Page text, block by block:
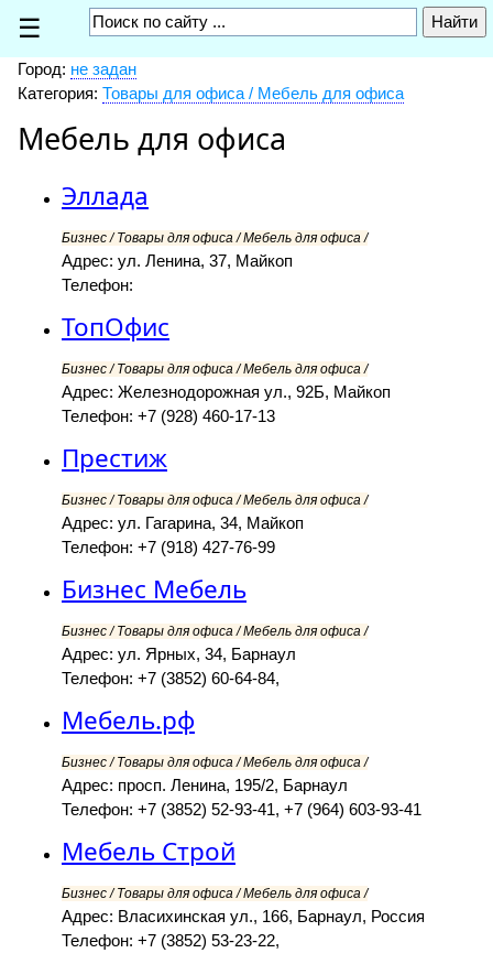
☰
Город: не задан
Категория: Товары для офиса / Мебель для офиса
Мебель для офиса
Эллада
Бизнес / Товары для офиса / Мебель для офиса /
Адрес: ул. Ленина, 37, Майкоп
Телефон:
ТопОфис
Бизнес / Товары для офиса / Мебель для офиса /
Адрес: Железнодорожная ул., 92Б, Майкоп
Телефон: +7 (928) 460-17-13
Престиж
Бизнес / Товары для офиса / Мебель для офиса /
Адрес: ул. Гагарина, 34, Майкоп
Телефон: +7 (918) 427-76-99
Бизнес Мебель
Бизнес / Товары для офиса / Мебель для офиса /
Адрес: ул. Ярных, 34, Барнаул
Телефон: +7 (3852) 60-64-84,
Мебель.рф
Бизнес / Товары для офиса / Мебель для офиса /
Адрес: просп. Ленина, 195/2, Барнаул
Телефон: +7 (3852) 52-93-41, +7 (964) 603-93-41
Мебель Строй
Бизнес / Товары для офиса / Мебель для офиса /
Адрес: Власихинская ул., 166, Барнаул, Россия
Телефон: +7 (3852) 53-23-22,